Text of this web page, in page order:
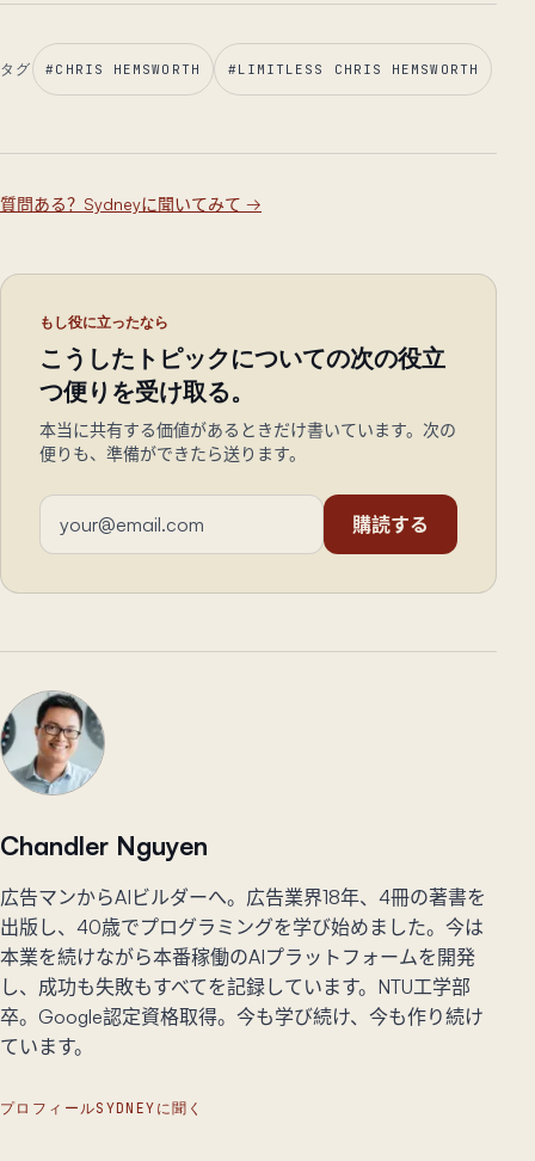
タグ #CHRIS HEMSWORTH #LIMITLESS CHRIS HEMSWORTH
質問ある？Sydneyに聞いてみて →
もし役に立ったなら
こうしたトピックについての次の役立
つ便りを受け取る。
本当に共有する価値があるときだけ書いています。次の
便りも、準備ができたら送ります。
メールアドレス
購読する
Chandler Nguyen
広告マンからAIビルダーへ。広告業界18年、4冊の著書を
出版し、40歳でプログラミングを学び始めました。今は
本業を続けながら本番稼働のAIプラットフォームを開発
し、成功も失敗もすべてを記録しています。NTU工学部
卒。Google認定資格取得。今も学び続け、今も作り続け
ています。
プロフィールSYDNEYに聞く